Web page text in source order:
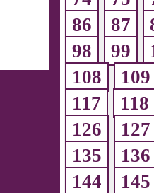
86
87
98
99
108
109
117
118
126
127
135
136
144
145